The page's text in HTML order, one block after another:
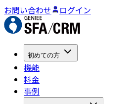
お問い合わせ ログイン
初めての方
機能
料金
事例